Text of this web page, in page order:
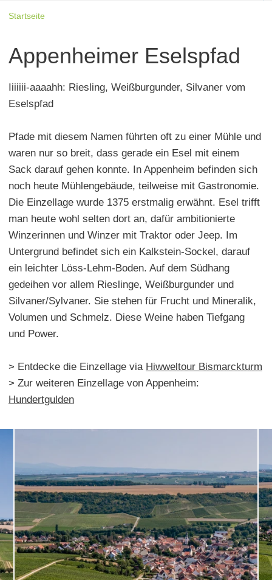
Startseite
Appenheimer Eselspfad
Iiiiiii-aaaahh: Riesling, Weißburgunder, Silvaner vom
Eselspfad
Pfade mit diesem Namen führten oft zu einer Mühle und
waren nur so breit, dass gerade ein Esel mit einem
Sack darauf gehen konnte. In Appenheim befinden sich
noch heute Mühlengebäude, teilweise mit Gastronomie.
Die Einzellage wurde 1375 erstmalig erwähnt. Esel trifft
man heute wohl selten dort an, dafür ambitionierte
Winzerinnen und Winzer mit Traktor oder Jeep. Im
Untergrund befindet sich ein Kalkstein-Sockel, darauf
ein leichter Löss-Lehm-Boden. Auf dem Südhang
gedeihen vor allem Rieslinge, Weißburgunder und
Silvaner/Sylvaner. Sie stehen für Frucht und Mineralik,
Volumen und Schmelz. Diese Weine haben Tiefgang
und Power.
> Entdecke die Einzellage via Hiwweltour Bismarckturm
> Zur weiteren Einzellage von Appenheim:
Hundertgulden